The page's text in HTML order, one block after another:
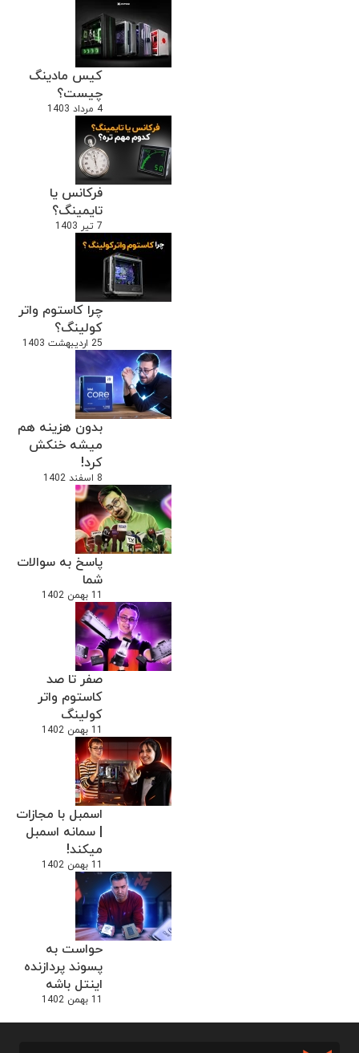
کیس مادینگ
چیست؟
4 مرداد 1403
فرکانس یا
تایمینگ؟
7 تیر 1403
چرا کاستوم واتر
کولینگ؟
25 اردیبهشت 1403
بدون هزینه هم
میشه خنکش
کرد!
8 اسفند 1402
پاسخ به سوالات
شما
11 بهمن 1402
صفر تا صد
کاستوم واتر
کولینگ
11 بهمن 1402
اسمبل با مجازات
| سمانه اسمبل
میکند!
11 بهمن 1402
حواست به
پسوند پردازنده
اینتل باشه
11 بهمن 1402